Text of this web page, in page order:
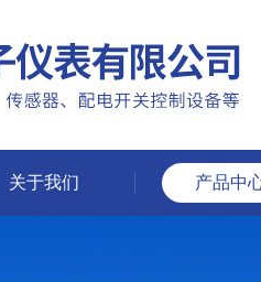
关于我们 产品中